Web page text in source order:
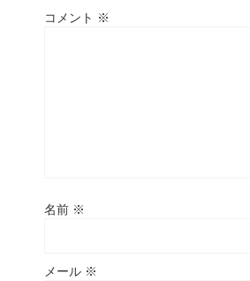
コメント ※
名前 ※
メール ※